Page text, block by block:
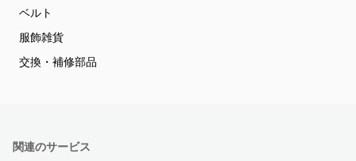
ベルト
服飾雑貨
交換・補修部品
関連のサービス